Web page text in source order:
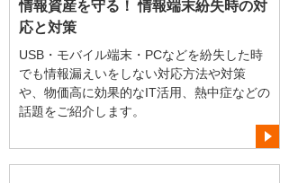
情報資産を守る！ 情報端末紛失時の対
応と対策
USB・モバイル端末・PCなどを紛失した時
でも情報漏えいをしない対応方法や対策
や、物価高に効果的なIT活用、熱中症などの
話題をご紹介します。